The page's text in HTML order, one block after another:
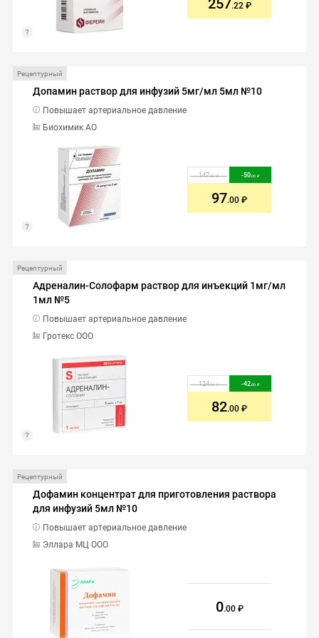
.22
Рецептурный
Допамин раствор для инфузий 5мг/мл 5мл №10
Биохимик АО
Повышает артериальное давление
147.00 -50.00
97.00
Рецептурный
Адреналин-Солофарм раствор для инъекций 1мг/мл
1мл №5
Гротекс ООО
Повышает артериальное давление
124.00 -42.00
82.00
Рецептурный
Дофамин концентрат для приготовления раствора
для инфузий 5мл №10
Эллара МЦ ООО
Повышает артериальное давление
0.00